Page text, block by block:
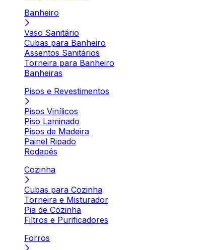
Banheiro
Vaso Sanitário
Cubas para Banheiro
Assentos Sanitários
Torneira para Banheiro
Banheiras
Pisos e Revestimentos
Pisos Vinílicos
Piso Laminado
Pisos de Madeira
Painel Ripado
Rodapés
Cozinha
Cubas para Cozinha
Torneira e Misturador
Pia de Cozinha
Filtros e Purificadores
Forros